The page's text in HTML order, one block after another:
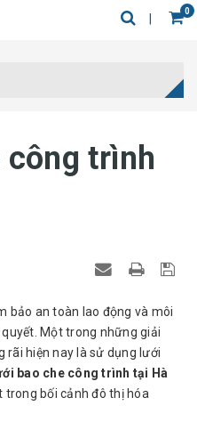
0
công trình
bảo an toàn lao động và môi
Một trong những giải
rãi hiện nay là sử dụng lưới
bao che công trình tại Hà
trong bối cảnh đô thị hóa